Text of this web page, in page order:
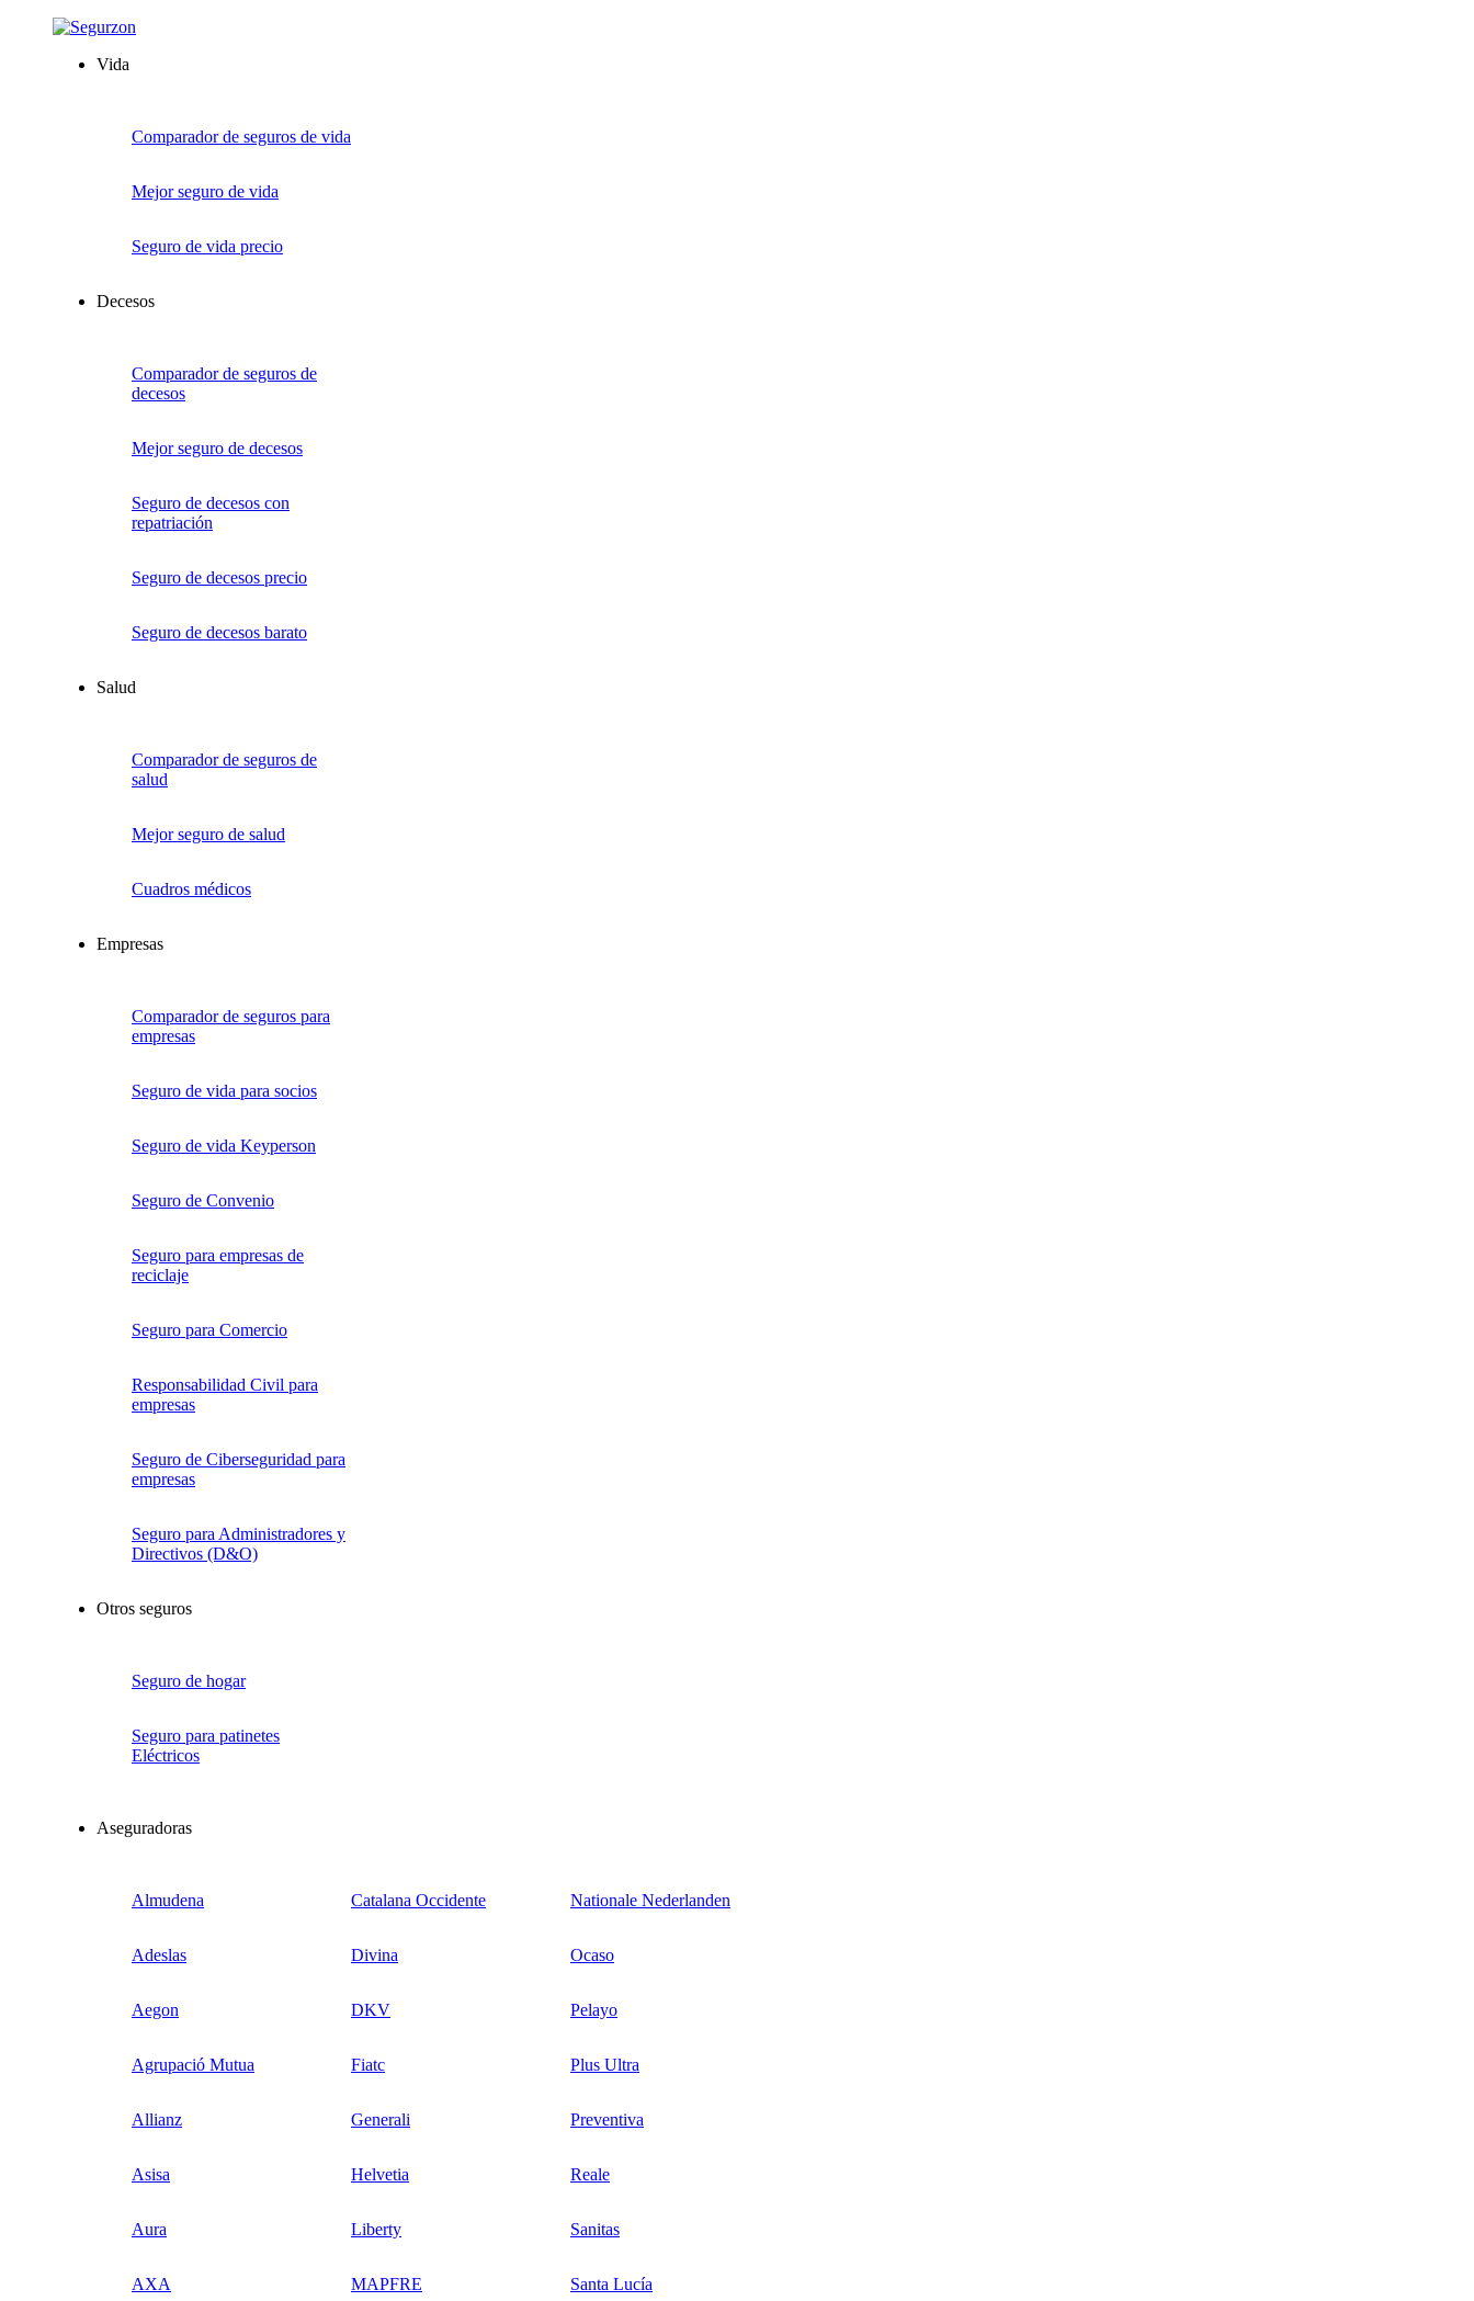
Vida
Comparador de seguros de vida
Mejor seguro de vida
Seguro de vida precio
Decesos
Comparador de seguros de
decesos
Mejor seguro de decesos
Seguro de decesos con
repatriación
Seguro de decesos precio
Seguro de decesos barato
Salud
Comparador de seguros de
salud
Mejor seguro de salud
Cuadros médicos
Empresas
Comparador de seguros para
empresas
Seguro de vida para socios
Seguro de vida Keyperson
Seguro de Convenio
Seguro para empresas de
reciclaje
Seguro para Comercio
Responsabilidad Civil para
empresas
Seguro de Ciberseguridad para
empresas
Seguro para Administradores y
Directivos (D&O)
Otros seguros
Seguro de hogar
Seguro para patinetes
Eléctricos
Aseguradoras
Almudena
Adeslas
Aegon
Agrupació Mutua
Allianz
Asisa
Aura
AXA
Catalana Occidente
Divina
DKV
Fiatc
Generali
Helvetia
Liberty
MAPFRE
Nationale Nederlanden
Ocaso
Pelayo
Plus Ultra
Preventiva
Reale
Sanitas
Santa Lucía